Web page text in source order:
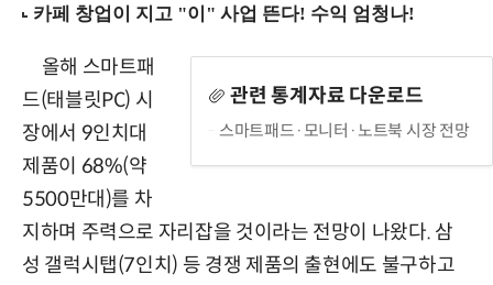
관련 통계자료 다운로드
스마트패드·모니터·노트북 시장 전망
올해 스마트패
드(태블릿PC) 시
장에서 9인치대
제품이 68%(약
5500만대)를 차
지하며 주력으로 자리잡을 것이라는 전망이 나왔다. 삼
성 갤럭시탭(7인치) 등 경쟁 제품의 출현에도 불구하고